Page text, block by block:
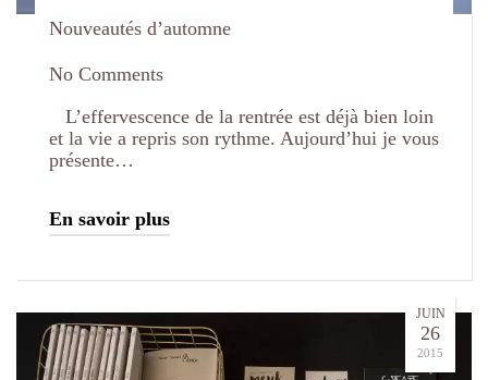
Nouveautés d’automne
No Comments
L’effervescence de la rentrée est déjà bien loin
et la vie a repris son rythme. Aujourd’hui je vous
présente…
En savoir plus
JUIN
26
2015